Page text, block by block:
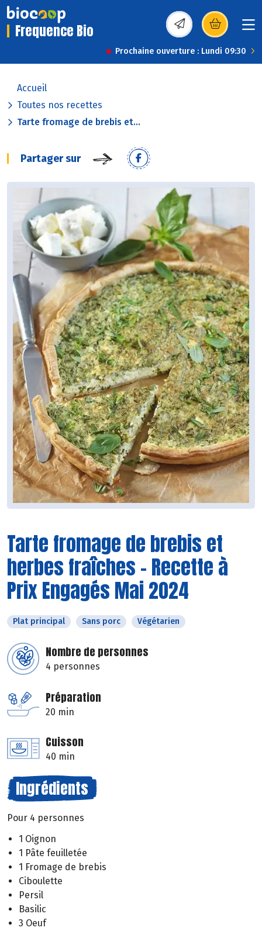
Frequence Bio (s’ouvre dans une
Prochaine ouverture : Lundi 09:30
Accueil
Toutes nos recettes
Tarte fromage de brebis et...
Partager sur
Tarte fromage de brebis et
herbes fraîches - Recette à
Prix Engagés Mai 2024
Plat principal Sans porc Végétarien
Nombre de personnes
4 personnes
Préparation
20 min
Cuisson
40 min
Ingrédients
Pour 4 personnes
1 Oignon
1 Pâte feuilletée
1 Fromage de brebis
Ciboulette
Persil
Basilic
3 Oeuf